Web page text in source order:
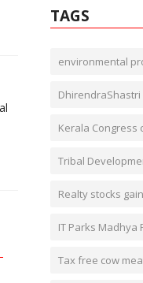
TAGS
environmental
DhirendraShastri
Kerala Congress
Tribal
Realty stocks gain
IT Parks Madhya
Tax free cow